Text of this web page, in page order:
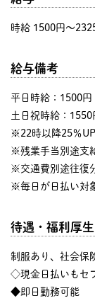
時給 1500円〜
給与備考
平日時給：1500円
土日祝時給：1550
※22時以降25％UP
※残業手当別途支
※交通費別途往復
※毎日が日払い対
待遇・福利厚生
制服あり、社会保
◇現金日払いもセ
◆即日勤務可能